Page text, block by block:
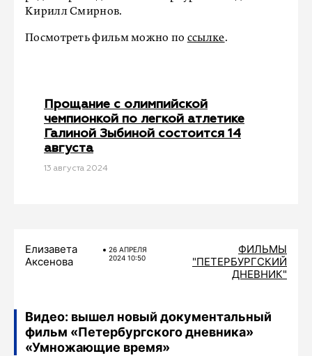
Кирилл Смирнов.
Посмотреть фильм можно по ссылке.
Прощание с олимпийской
чемпионкой по легкой атлетике
Галиной Зыбиной состоится 14
августа
13 августа 2024
Елизавета
Аксенова
26 АПРЕЛЯ
2024 10:50
ФИЛЬМЫ
"ПЕТЕРБУРГСКИЙ
ДНЕВНИК"
Видео: вышел новый документальный
фильм «Петербургского дневника»
«Умножающие время»